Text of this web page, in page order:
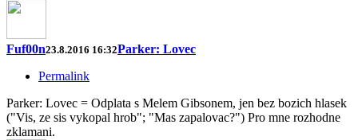
Fuf00n23.8.2016 16:32Parker: Lovec
Permalink
Parker: Lovec = Odplata s Melem Gibsonem, jen bez bozich hlasek
("Vis, ze sis vykopal hrob"; "Mas zapalovac?") Pro mne rozhodne
zklamani.